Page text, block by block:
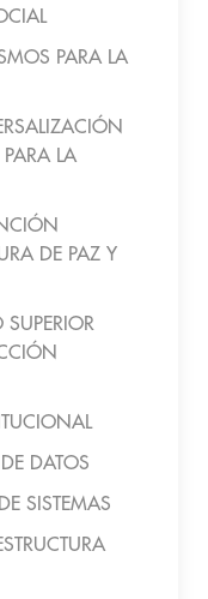
PARA LA
LA
DE PAZ Y
DATOS
SISTEMAS